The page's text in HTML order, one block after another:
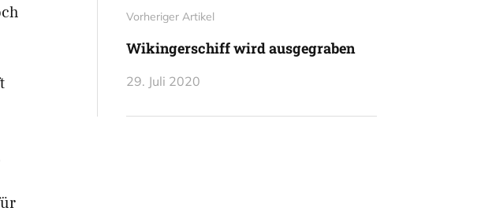
Vorheriger Artikel
Wikingerschiff wird ausgegraben
29. Juli 2020